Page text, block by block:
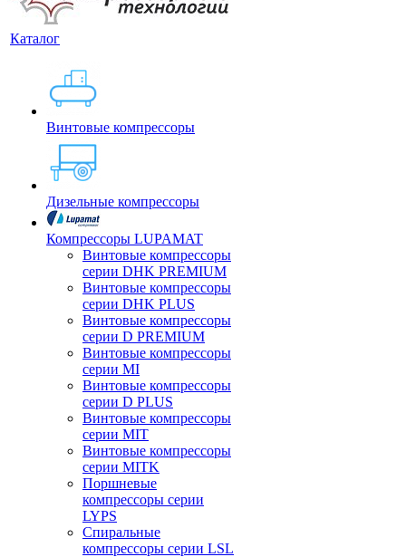
Каталог
Винтовые компрессоры
Дизельные компрессоры
Компрессоры LUPAMAT
Винтовые компрессоры
серии DHK PREMIUM
Винтовые компрессоры
серии DHK PLUS
Винтовые компрессоры
серии D PREMIUM
Винтовые компрессоры
серии MI
Винтовые компрессоры
серии D PLUS
Винтовые компрессоры
серии MIT
Винтовые компрессоры
серии MITK
Поршневые
компрессоры серии
LYPS
Спиральные
компрессоры серии LSL